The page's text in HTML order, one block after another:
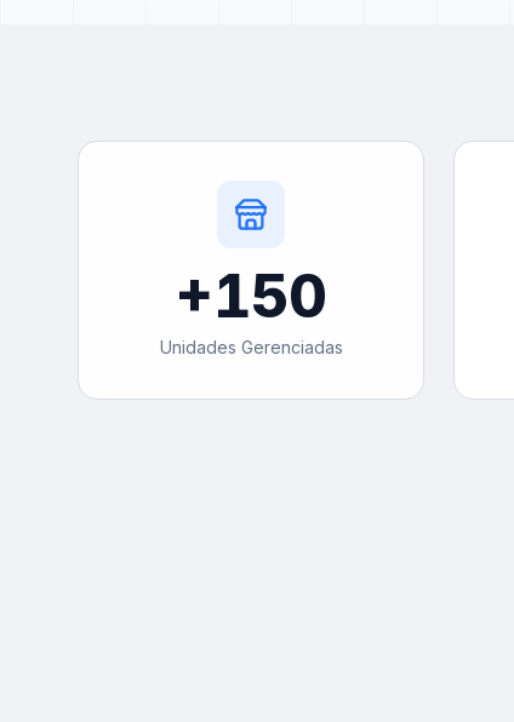
+150
Unidades Gerenciadas